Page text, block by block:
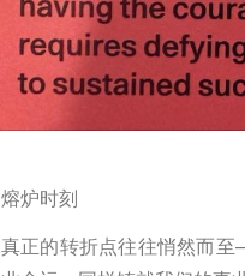
熔炉时刻
真正的转折点往往悄然而